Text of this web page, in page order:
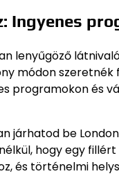
Ingyenes
lenyűgöző
módon
programokon és
járhatod be
hogy egy
és történelmi